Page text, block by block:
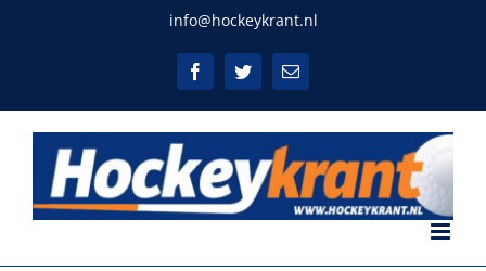
info@hockeykrant.nl
FacebookTwitterE-
mail